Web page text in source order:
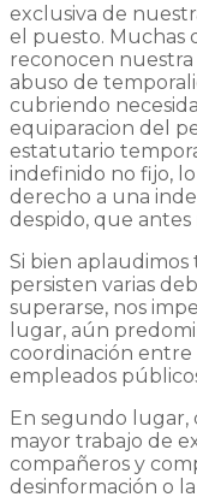
exclusiva de
el puesto. Muchas
reconocen
abuso de
cubriendo
equiparacion del
estatutario
indefinido no fijo,
derecho a una
despido, que antes
Si bien aplaudimos
persisten varias
superarse, nos
lugar, aún
coordinación entre
empleados
En segundo lugar,
mayor trabajo de
compañeros y
desinformación o